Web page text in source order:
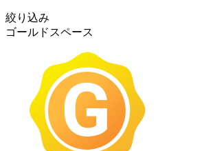
絞り込み
ゴールドスペース